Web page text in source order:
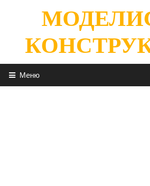
содержимому
Меню